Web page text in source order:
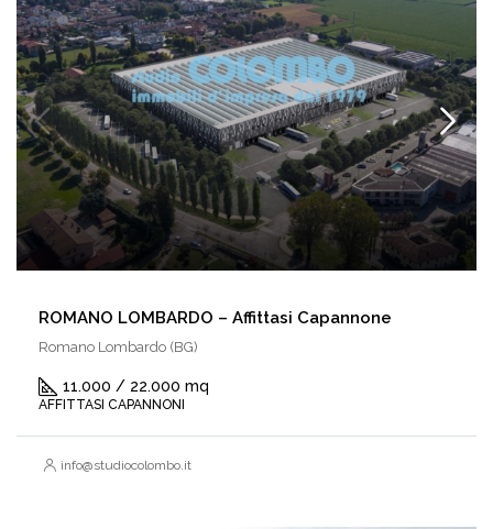
ROMANO LOMBARDO – Affittasi Capannone
Romano Lombardo (BG)
11.000 / 22.000 mq
AFFITTASI CAPANNONI
info@studiocolombo.it